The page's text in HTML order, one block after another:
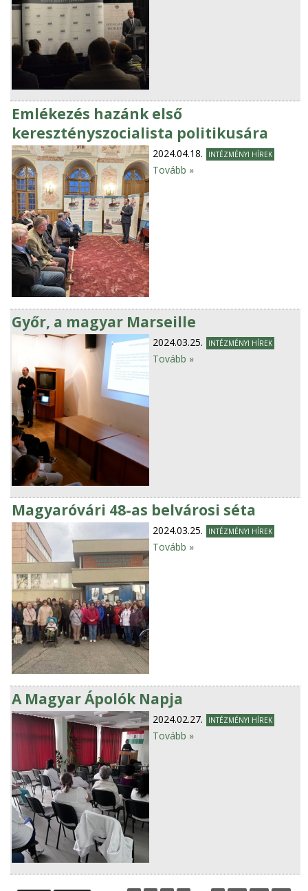
Emlékezés hazánk első
keresztényszocialista politikusára
2024.04.18. INTÉZMÉNYI HÍREK
Tovább »
Győr, a magyar Marseille
2024.03.25. INTÉZMÉNYI HÍREK
Tovább »
Magyaróvári 48-as belvárosi séta
2024.03.25. INTÉZMÉNYI HÍREK
Tovább »
A Magyar Ápolók Napja
2024.02.27. INTÉZMÉNYI HÍREK
Tovább »